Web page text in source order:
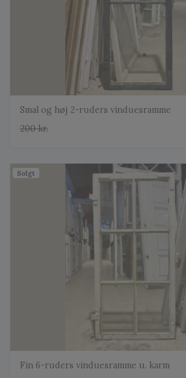
Smal og høj 2-ruders vinduesramme
200 kr.
Solgt
Fin 6-ruders vinduesramme u. karm